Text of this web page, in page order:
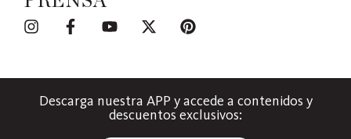
Descarga nuestra APP y accede a contenidos y
descuentos exclusivos: